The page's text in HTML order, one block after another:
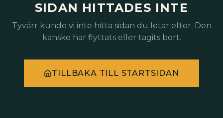
SIDAN HITTADES INTE
Tyvärr kunde vi inte hitta sidan du letar efter. Den
kanske har flyttats eller tagits bort.
TILLBAKA TILL STARTSIDAN